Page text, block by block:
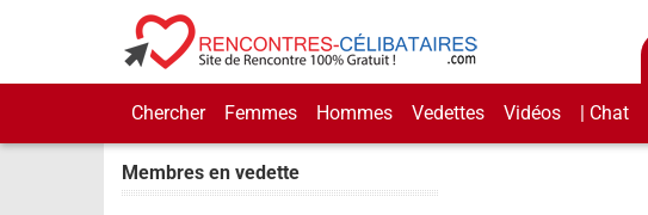
Chercher Femmes Hommes Vedettes Vidéos | Chat
Membres en vedette